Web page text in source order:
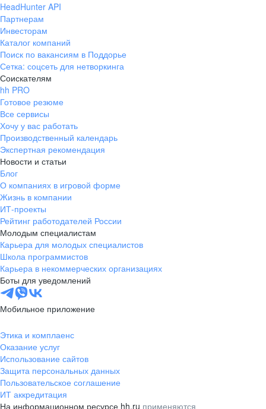
HeadHunter API
Партнерам
Инвесторам
Каталог компаний
Поиск по вакансиям в Поддорье
Сетка: соцсеть для нетворкинга
Соискателям
hh PRO
Готовое резюме
Все сервисы
Хочу у вас работать
Производственный календарь
Экспертная рекомендация
Новости и статьи
Блог
О компаниях в игровой форме
Жизнь в компании
ИТ-проекты
Рейтинг работодателей России
Молодым специалистам
Карьера для молодых специалистов
Школа программистов
Карьера в некоммерческих организациях
Боты для уведомлений
Мобильное приложение
Этика и комплаенс
Оказание услуг
Использование сайтов
Защита персональных данных
Пользовательское соглашение
ИТ аккредитация
На информационном ресурсе hh.ru применяются